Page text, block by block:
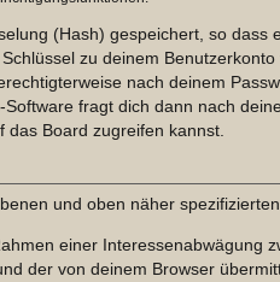
(Hash) gespeichert, so
zu deinem
nach deinem
fragt dich dann nach
das Board zugreifen kannst.
und oben näher
einer
der von deinem Browser